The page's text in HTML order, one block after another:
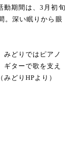
動期間は、3月初旬
。深い眠りから眼
みどりではピアノ
ターで歌を支え
どりHPより）